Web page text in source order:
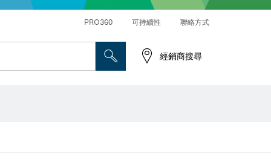
PRO360 可持續性 聯絡方式
經銷商搜尋